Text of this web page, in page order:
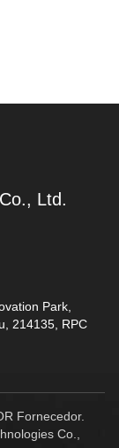
Ltd.
Park,
214135, RPC
Fornecedor.
Co.,